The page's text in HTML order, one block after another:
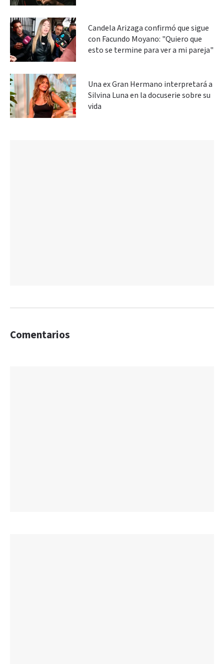
Candela Arizaga confirmó que sigue
con Facundo Moyano: "Quiero que
esto se termine para ver a mi pareja"
Una ex Gran Hermano interpretará a
Silvina Luna en la docuserie sobre su
vida
Comentarios